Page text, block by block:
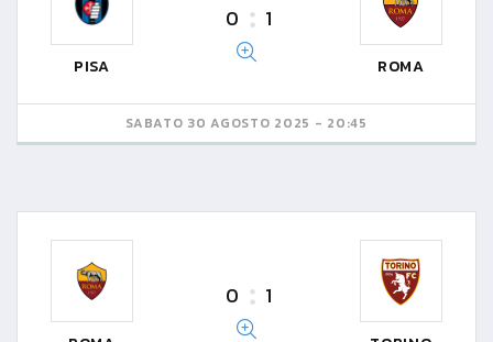
PISA
0 1
ROMA
SABATO 30 AGOSTO 2025 - 20:45
0 1